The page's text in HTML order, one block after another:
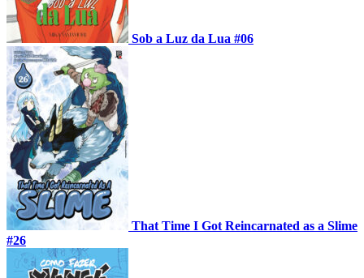
Sob a Luz da Lua #06
That Time I Got Reincarnated as a Slime
#26